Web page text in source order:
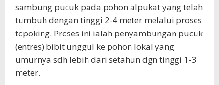
sambung pucuk pada pohon alpukat yang telah
tumbuh dengan tinggi 2-4 meter melalui proses
topoking. Proses ini ialah penyambungan pucuk
(entres) bibit unggul ke pohon lokal yang
umurnya sdh lebih dari setahun dgn tinggi 1-3
meter.